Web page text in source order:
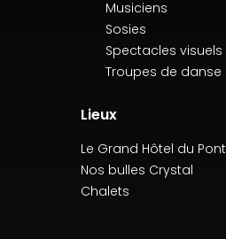
Musiciens
Sosies
Spectacles visuels
Troupes de danse
Lieux
Le Grand Hôtel du Pont
Nos bulles Crystal
Chalets